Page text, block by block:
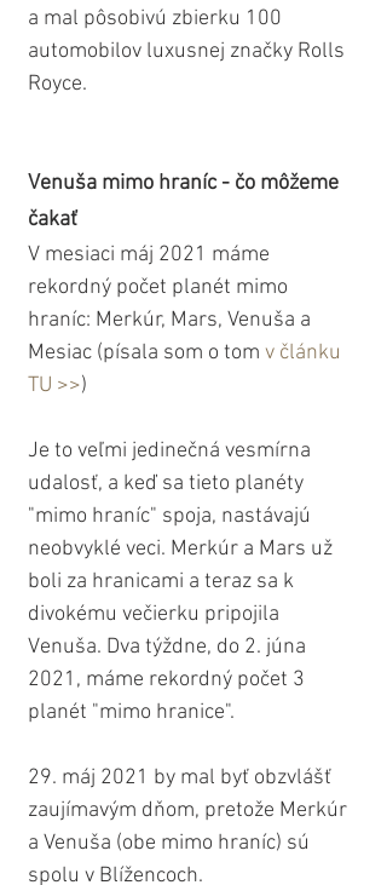
a mal pôsobivú zbierku 100
automobilov luxusnej značky Rolls
Royce.
Venuša mimo hraníc - čo môžeme
čakať
V mesiaci máj 2021 máme
rekordný počet planét mimo
hraníc: Merkúr, Mars, Venuša a
Mesiac (písala som o tom v článku
TU >>)
Je to veľmi jedinečná vesmírna
udalosť, a keď sa tieto planéty
"mimo hraníc" spoja, nastávajú
neobvyklé veci. Merkúr a Mars už
boli za hranicami a teraz sa k
divokému večierku pripojila
Venuša. Dva týždne, do 2. júna
2021, máme rekordný počet 3
planét "mimo hranice".
29. máj 2021 by mal byť obzvlášť
zaujímavým dňom, pretože Merkúr
a Venuša (obe mimo hraníc) sú
spolu v Blížencoch.